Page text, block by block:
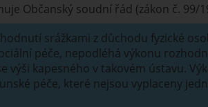
Občanský soudní řád (zákon č. 99/
srážkami z důchodu fyzické
péče, nepodléhá výkonu
výši kapesného v takovém ústavu.
péče, které nejsou vyplaceny